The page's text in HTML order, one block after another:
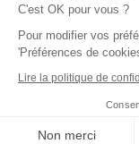
C'est OK pour vous ?
Pour modifier vos
'Préférences de
Lire la politique de
Non merci